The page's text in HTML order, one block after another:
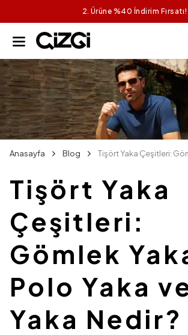
2. Ürüne %40 İndirim Fırsatı!
Anasayfa Blog
Tişört Yaka
Çeşitleri:
Gömlek
Polo Yaka
Yaka Nedir?